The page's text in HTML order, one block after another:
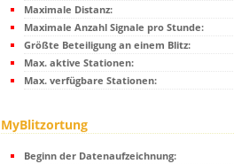
Maximale Distanz:
Maximale Anzahl Signale pro Stunde:
Größte Beteiligung an einem Blitz:
Max. aktive Stationen:
Max. verfügbare Stationen:
MyBlitzortung
Beginn der Datenaufzeichnung: